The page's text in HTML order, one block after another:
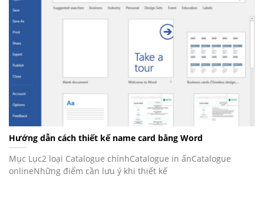
Hướng dẫn cách thiết kế name card bằng Word
Mục Lục2 loại Catalogue chínhCatalogue in ấnCatalogue
onlineNhững điểm cần lưu ý khi thiết kế